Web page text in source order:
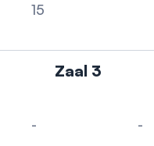
15
Zaal 3
- -